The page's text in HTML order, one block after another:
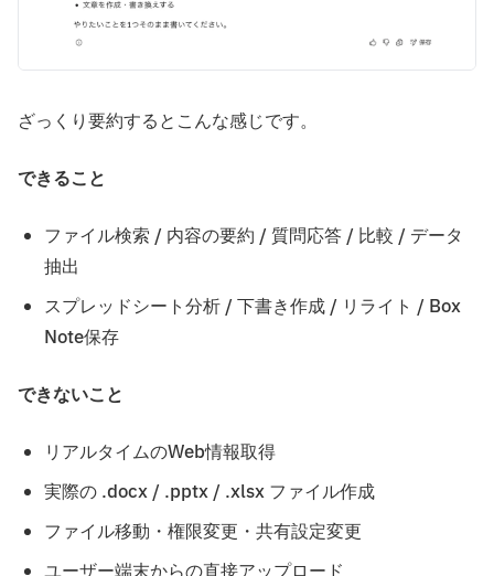
ざっくり要約するとこんな感じです。
できること
ファイル検索 / 内容の要約 / 質問応答 / 比較 / データ
抽出
スプレッドシート分析 / 下書き作成 / リライト / Box
Note保存
できないこと
リアルタイムのWeb情報取得
実際の .docx / .pptx / .xlsx ファイル作成
ファイル移動・権限変更・共有設定変更